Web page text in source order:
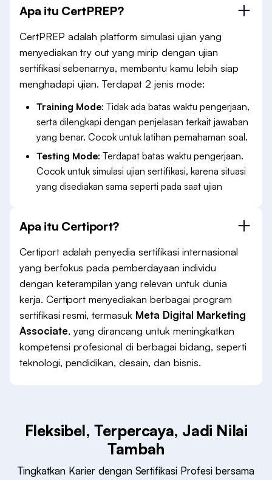
Apa itu CertPREP?
CertPREP adalah platform simulasi ujian yang
menyediakan try out yang mirip dengan ujian
sertifikasi sebenarnya, membantu kamu lebih siap
menghadapi ujian. Terdapat 2 jenis mode:
Training Mode: Tidak ada batas waktu pengerjaan,
serta dilengkapi dengan penjelasan terkait jawaban
yang benar. Cocok untuk latihan pemahaman soal.
Testing Mode: Terdapat batas waktu pengerjaan.
Cocok untuk simulasi ujian sertifikasi, karena situasi
yang disediakan sama seperti pada saat ujian
Apa itu Certiport?
Certiport adalah penyedia sertifikasi internasional
yang berfokus pada pemberdayaan individu
dengan keterampilan yang relevan untuk dunia
kerja. Certiport menyediakan berbagai program
sertifikasi resmi, termasuk Meta Digital Marketing
Associate, yang dirancang untuk meningkatkan
kompetensi profesional di berbagai bidang, seperti
teknologi, pendidikan, desain, dan bisnis.
Fleksibel, Terpercaya, Jadi Nilai
Tambah
Tingkatkan Karier dengan Sertifikasi Profesi bersama